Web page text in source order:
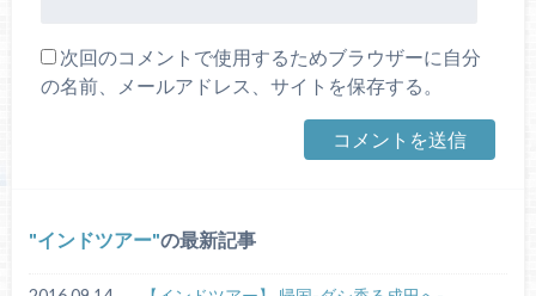
次回のコメントで使用するためブラウザーに自分
の名前、メールアドレス、サイトを保存する。
インドツアー の最新記事